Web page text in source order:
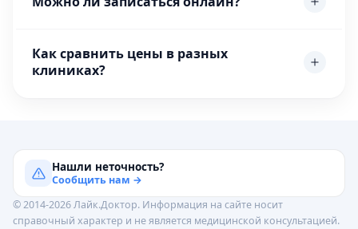
Как сравнить цены в разных
клиниках?
Нашли неточность?
Сообщить нам →
© 2014-2026 Лайк.Доктор. Информация на сайте носит
справочный характер и не является медицинской консультацией.